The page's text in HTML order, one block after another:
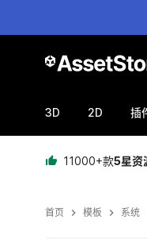
3D 2D 插
11000+款5星资
首页 模板 系统